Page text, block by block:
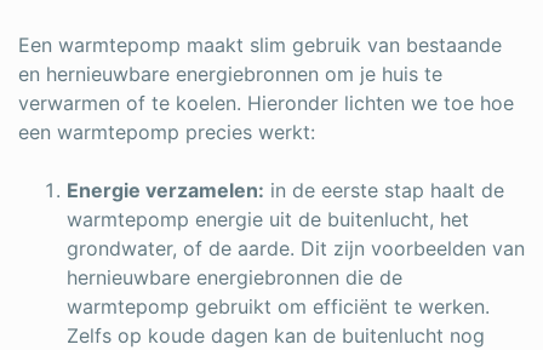
Een warmtepomp maakt slim gebruik van bestaande
en hernieuwbare energiebronnen om je huis te
verwarmen of te koelen. Hieronder lichten we toe hoe
een warmtepomp precies werkt:
Energie verzamelen: in de eerste stap haalt de
warmtepomp energie uit de buitenlucht, het
grondwater, of de aarde. Dit zijn voorbeelden van
hernieuwbare energiebronnen die de
warmtepomp gebruikt om efficiënt te werken.
Zelfs op koude dagen kan de buitenlucht nog